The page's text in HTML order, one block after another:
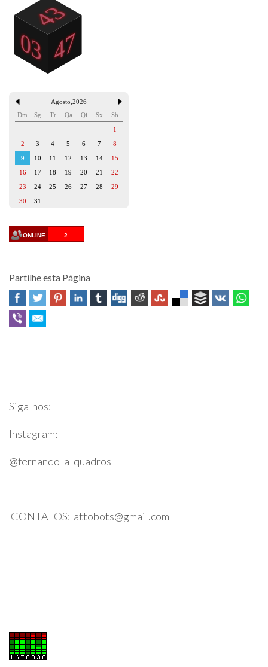
Agosto 2026
Dm
Sg Tr Qa Qi Sx
Sb
1
2
3 4 5 6 7
8
9
10 11 12 13 14
15
16
17 18 19 20 21
22
23
24 25 26 27 28
29
30
31
ONLINE 2
Partilhe esta Página
Siga-nos:
Instagram:
@fernando_a_quadros
CONTATOS: attobots@gmail.com